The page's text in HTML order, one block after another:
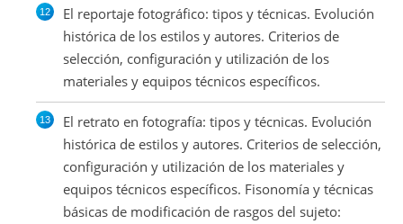
El reportaje fotográfico: tipos y técnicas. Evolución
histórica de los estilos y autores. Criterios de
selección, configuración y utilización de los
materiales y equipos técnicos específicos.
El retrato en fotografía: tipos y técnicas. Evolución
histórica de estilos y autores. Criterios de selección,
configuración y utilización de los materiales y
equipos técnicos específicos. Fisonomía y técnicas
básicas de modificación de rasgos del sujeto: